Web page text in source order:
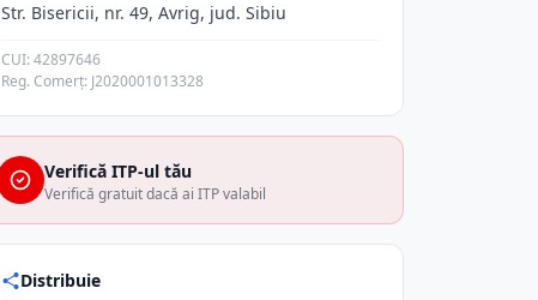
Str. Bisericii, nr. 49, Avrig, jud. Sibiu
CUI: 42897646
Reg. Comerț: J2020001013328
Verifică ITP-ul tău
Verifică gratuit dacă ai ITP valabil
Distribuie